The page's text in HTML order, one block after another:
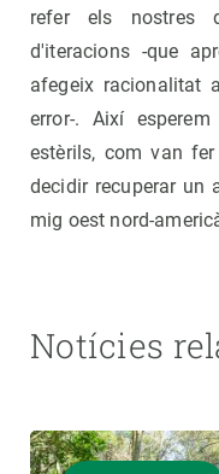
refer els nostres
d'iteracions -que
afegeix racionalitat
error-. Així
estèrils, com van
decidir recuperar un
mig oest nord-
Notícies